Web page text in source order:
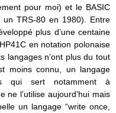
pour moi) et le BASIC
TRS-80 en 1980). Entre
plus d’une centaine
en notation polonaise
langages n’ont plus du tout
moins connu, un langage
qui sert notamment à
ne l’utilise aujourd’hui mais
un langage “write once,